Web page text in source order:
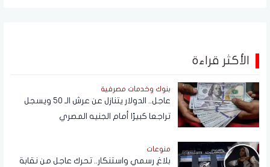
الأكثر قراءة
بنوك وخدمات مصرفية
عاجل.. الدولار يتنازل عن عرش الـ 50 ويسجل
تراجعا كبيرًا أمام الجنيه المصري
منوعات
بلاغ رسمي واستنكار.. تحرك عاجل من نقابة